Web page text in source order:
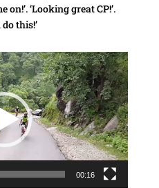
on!’. ‘Looking great CP!’.
this!’
00:16